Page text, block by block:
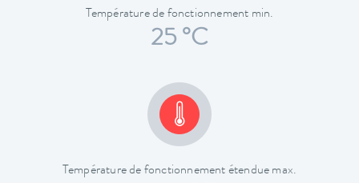
Température de fonctionnement min.
25 °C
Température de fonctionnement étendue max.